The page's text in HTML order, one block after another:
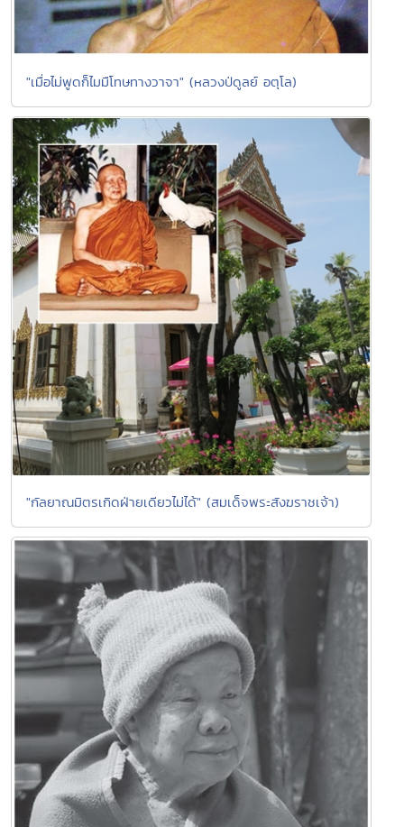
"เมื่อไม่พูดก็ไมมืโทษทางวาจา" (หลวงป่ดูลย์ อตุโล)
"กัลยาณมิตรเกิดฝ่ายเดียวไม่ได้" (สมเด็จพระสังฆราชเจ้า)